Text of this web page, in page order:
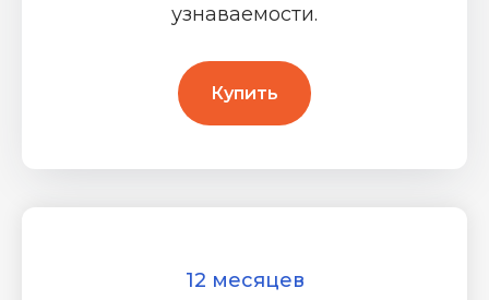
узнаваемости.
Купить
12 месяцев